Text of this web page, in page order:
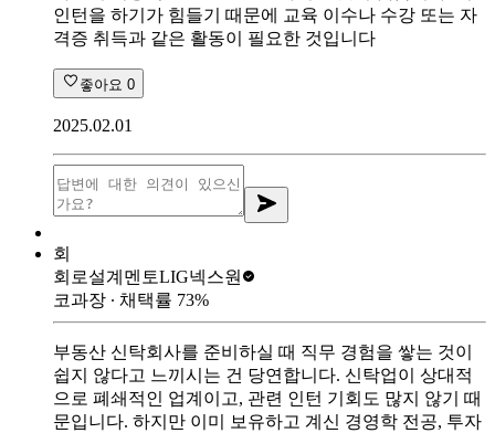
인턴을 하기가 힘들기 때문에 교육 이수나 수강 또는 자
격증 취득과 같은 활동이 필요한 것입니다
좋아요 0
2025.02.01
회
회로설계멘토LIG넥스원
코과장 ∙ 채택률 73%
부동산 신탁회사를 준비하실 때 직무 경험을 쌓는 것이
쉽지 않다고 느끼시는 건 당연합니다. 신탁업이 상대적
으로 폐쇄적인 업계이고, 관련 인턴 기회도 많지 않기 때
문입니다. 하지만 이미 보유하고 계신 경영학 전공, 투자